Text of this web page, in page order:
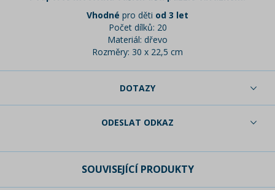
Vhodné pro děti od 3 let
Počet dílků: 20
Materiál: dřevo
Rozměry: 30 x 22,5 cm
DOTAZY
ODESLAT ODKAZ
SOUVISEJÍCÍ PRODUKTY